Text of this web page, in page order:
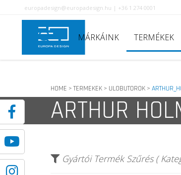
europadesign@europadesign.hu | +36 1 274 0001
MÁRKÁINK TERMÉKEK
HOME > TERMEKEK > ULOBUTOROK >
ARTHUR
Gyártói Termék Szűrés (